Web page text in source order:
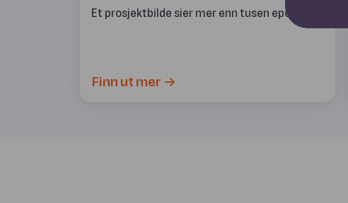
Et prosjektbilde sier mer enn tusen eposter.
Finn ut mer →